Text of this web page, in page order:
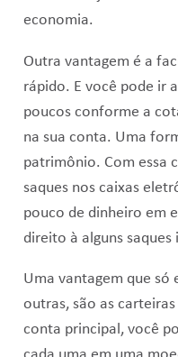
economia.
Outra vantagem é a
rápido. E você pode ir
poucos conforme a
na sua conta. Uma
patrimônio. Com essa
saques nos caixas
pouco de dinheiro em
direito à alguns
Uma vantagem que só
outras, são as
conta principal, você